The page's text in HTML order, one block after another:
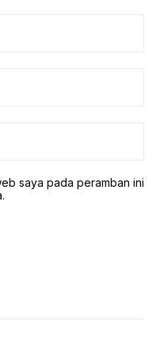
saya pada peramban ini